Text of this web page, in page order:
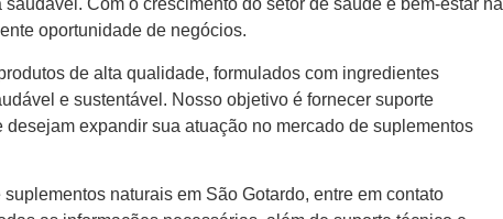
Com o crescimento do setor de saúde e bem-estar na
oportunidade de negócios.
de alta qualidade, formulados com ingredientes
e sustentável. Nosso objetivo é fornecer suporte
expandir sua atuação no mercado de suplementos
naturais em São Gotardo, entre em contato